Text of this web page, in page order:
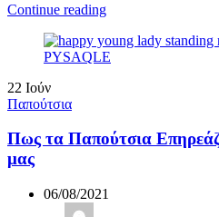
Continue reading
22 Ιούν
Παπούτσια
Πως τα Παπούτσια
μας
06/08/2021